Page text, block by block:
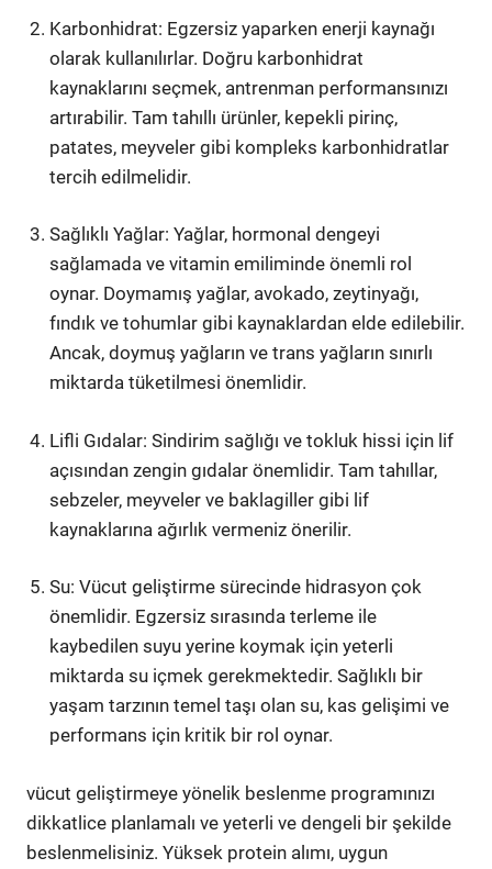
Karbonhidrat: Egzersiz yaparken enerji kaynağı
olarak kullanılırlar. Doğru karbonhidrat
kaynaklarını seçmek, antrenman performansınızı
artırabilir. Tam tahıllı ürünler, kepekli pirinç,
patates, meyveler gibi kompleks karbonhidratlar
tercih edilmelidir.
Sağlıklı Yağlar: Yağlar, hormonal dengeyi
sağlamada ve vitamin emiliminde önemli rol
oynar. Doymamış yağlar, avokado, zeytinyağı,
fındık ve tohumlar gibi kaynaklardan elde edilebilir.
Ancak, doymuş yağların ve trans yağların sınırlı
miktarda tüketilmesi önemlidir.
Lifli Gıdalar: Sindirim sağlığı ve tokluk hissi için lif
açısından zengin gıdalar önemlidir. Tam tahıllar,
sebzeler, meyveler ve baklagiller gibi lif
kaynaklarına ağırlık vermeniz önerilir.
Su: Vücut geliştirme sürecinde hidrasyon çok
önemlidir. Egzersiz sırasında terleme ile
kaybedilen suyu yerine koymak için yeterli
miktarda su içmek gerekmektedir. Sağlıklı bir
yaşam tarzının temel taşı olan su, kas gelişimi ve
performans için kritik bir rol oynar.
vücut geliştirmeye yönelik beslenme programınızı
dikkatlice planlamalı ve yeterli ve dengeli bir şekilde
beslenmelisiniz. Yüksek protein alımı, uygun